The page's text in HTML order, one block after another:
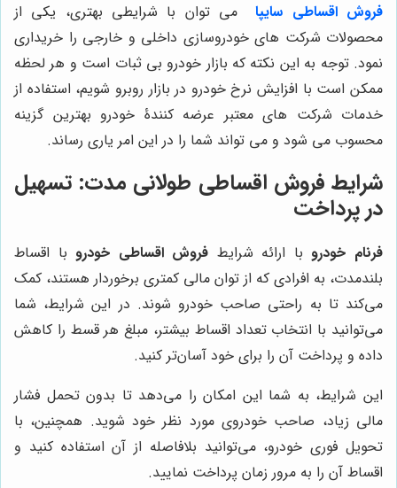
فروش اقساطی سایپا
می توان با شرایطی بهتری، یکی از
محصولات شرکت های خودروسازی داخلی و خارجی را خریداری
نمود. توجه به این نکته که بازار خودرو بی ثبات است و هر لحظه
ممکن است با افزایش نرخ خودرو در بازار روبرو شویم، استفاده از
خدمات شرکت های معتبر عرضه کنندۀ خودرو بهترین گزینه
محسوب می شود و می تواند شما را در این امر یاری رساند.
شرایط فروش اقساطی طولانی مدت: تسهیل
در پرداخت
فرنام خودروبا ارائه شرایط فروش اقساطی خودروبا اقساط
بلندمدت، به افرادی که از توان مالی کمتری برخوردار هستند، کمک
می‌کند تا به راحتی صاحب خودرو شوند. در این شرایط، شما
می‌توانید با انتخاب تعداد اقساط بیشتر، مبلغ هر قسط را کاهش
داده و پرداخت آن را برای خود آسان‌تر کنید.
این شرایط، به شما این امکان را می‌دهد تا بدون تحمل فشار
مالی زیاد، صاحب خودروی مورد نظر خود شوید. همچنین، با
تحویل فوری خودرو، می‌توانید بلافاصله از آن استفاده کنید و
اقساط آن را به مرور زمان پرداخت نمایید.